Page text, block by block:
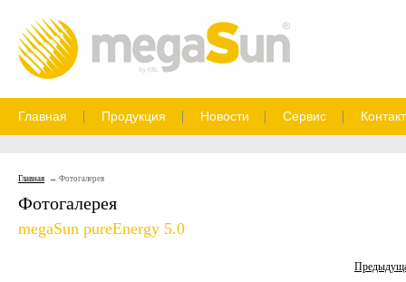
Главная Продукция Новости Сервис
Главная Фотогалерея
Фотогалерея
megaSun pureEnergy 5.0